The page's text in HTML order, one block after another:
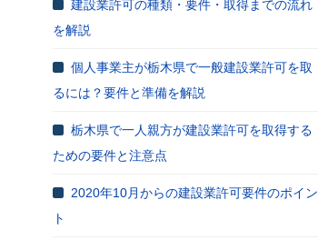
建設業許可の種類・要件・取得までの流れ
を解説
個人事業主が栃木県で一般建設業許可を取
るには？要件と準備を解説
栃木県で一人親方が建設業許可を取得する
ための要件と注意点
2020年10月からの建設業許可要件のポイン
ト